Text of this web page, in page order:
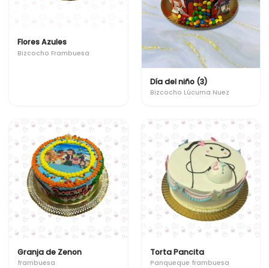
Flores Azules
Bizcocho Frambuesa
Día del niño (3)
Bizcocho Lúcuma Nuez
Granja de Zenon
frambuesa
Torta Pancita
Panqueque frambuesa